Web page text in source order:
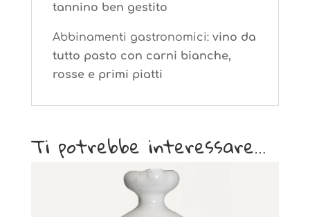
tannino ben gestito
Abbinamenti gastronomici: vino da
tutto pasto con carni bianche,
rosse e primi piatti
Ti potrebbe interessare…